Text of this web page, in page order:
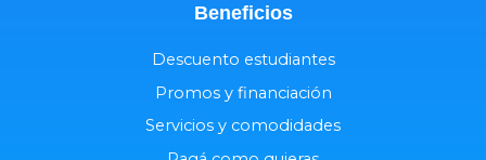
Beneficios
Descuento estudiantes
Promos y financiación
Servicios y comodidades